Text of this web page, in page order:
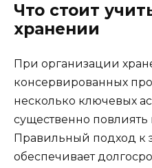
Что стоит
хранении
При организации
консервированных
несколько ключевых
существенно повлиять
Правильный подход к
обеспечивает